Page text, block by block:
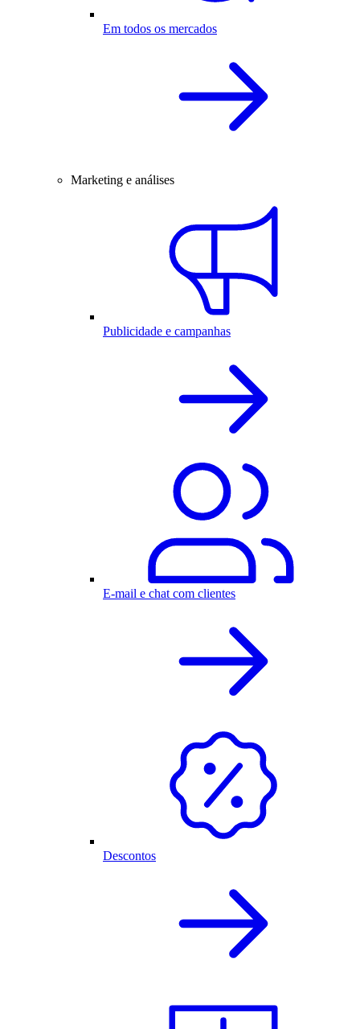
Em todos os mercados
Marketing e análises
Publicidade e campanhas
E-mail e chat com clientes
Descontos